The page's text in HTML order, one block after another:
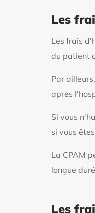
Les
Les frais
du patient
Par
après
Si vous
si vous
La CPAM
longue
Les